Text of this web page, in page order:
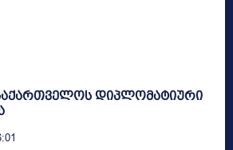
საქართველოს დიპლომატიური